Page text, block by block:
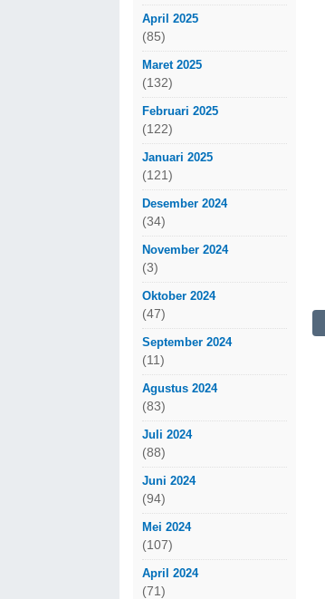
April 2025
(85)
Maret 2025
(132)
Februari 2025
(122)
Januari 2025
(121)
Desember 2024
(34)
November 2024
(3)
Oktober 2024
(47)
September 2024
(11)
Agustus 2024
(83)
Juli 2024
(88)
Juni 2024
(94)
Mei 2024
(107)
April 2024
(71)